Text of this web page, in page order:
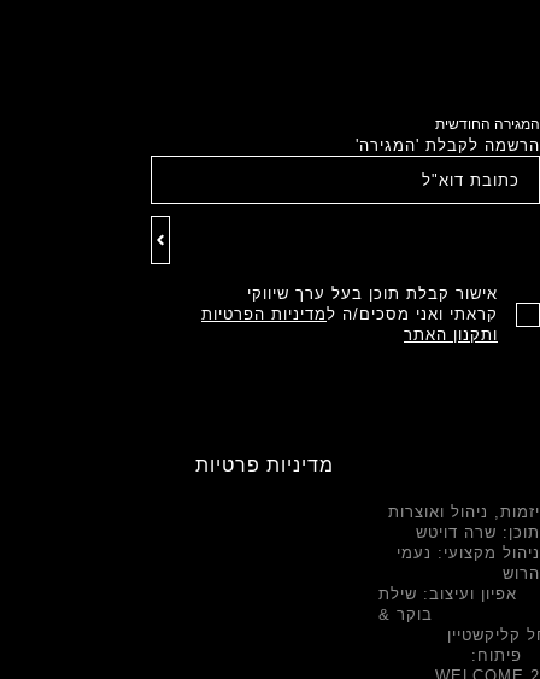
המגירה החודשית
הרשמה לקבלת 'המגירה'
אישור קבלת תוכן בעל ערך שיווקי
קראתי ואני מסכים/ה למדיניות הפרטיות
ותקנון האתר
מדיניות פרטיות
יזמות, ניהול ואוצרות
תוכן: שרה דויטש
ניהול מקצועי: נעמי
הרוש
אפיון ועיצוב: שילת
בוקר &
קליקשטיין
פיתוח: